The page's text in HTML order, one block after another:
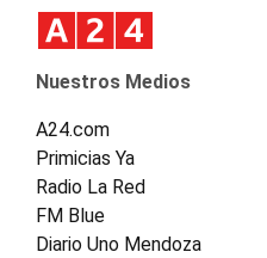
Nuestros Medios
A24.com
Primicias Ya
Radio La Red
FM Blue
Diario Uno Mendoza